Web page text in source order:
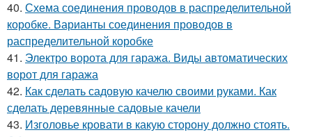
40. Схема соединения проводов в распределительной
коробке. Варианты соединения проводов в
распределительной коробке
41. Электро ворота для гаража. Виды автоматических
ворот для гаража
42. Как сделать садовую качелю своими руками. Как
сделать деревянные садовые качели
43. Изголовье кровати в какую сторону должно стоять.